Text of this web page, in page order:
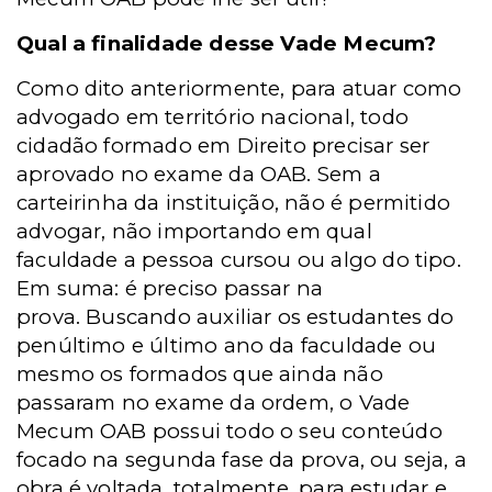
Qual a finalidade desse Vade Mecum?
Como dito anteriormente, para atuar como
advogado em território nacional, todo
cidadão formado em Direito precisar ser
aprovado no exame da OAB. Sem a
carteirinha da instituição, não é permitido
advogar, não importando em qual
faculdade a pessoa cursou ou algo do tipo.
Em suma: é preciso passar na
prova. Buscando auxiliar os estudantes do
penúltimo e último ano da faculdade ou
mesmo os formados que ainda não
passaram no exame da ordem, o Vade
Mecum OAB possui todo o seu conteúdo
focado na segunda fase da prova, ou seja, a